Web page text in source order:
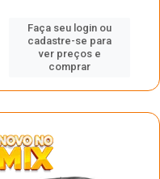
Faça seu login ou
cadastre-se para
ver preços e
comprar